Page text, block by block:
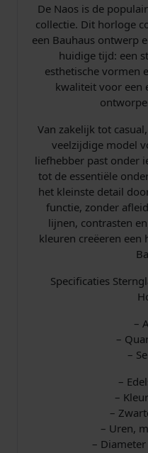
De Naos is de
collectie. Dit horloge
een Bauhaus ontwerp
huidige tijd: een
esthetische vormen
kwaliteit voor een
Van zakelijk tot
veelzijdige model
liefhebber past onder
tot de essentiële
het kleinste detail
functie, zonder
lijnen, contrasten
kleuren creëeren een
Specificaties
–
–
–
–
–
–
– Uren,
–